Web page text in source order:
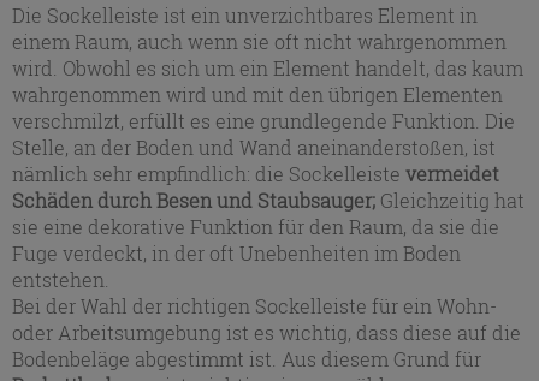
Die Sockelleiste ist ein unverzichtbares Element in
einem Raum, auch wenn sie oft nicht wahrgenommen
wird. Obwohl es sich um ein Element handelt, das kaum
wahrgenommen wird und mit den übrigen Elementen
verschmilzt, erfüllt es eine grundlegende Funktion. Die
Stelle, an der Boden und Wand aneinanderstoßen, ist
nämlich sehr empfindlich: die Sockelleiste vermeidet
Schäden durch Besen und Staubsauger; Gleichzeitig hat
sie eine dekorative Funktion für den Raum, da sie die
Fuge verdeckt, in der oft Unebenheiten im Boden
entstehen.
Bei der Wahl der richtigen Sockelleiste für ein Wohn-
oder Arbeitsumgebung ist es wichtig, dass diese auf die
Bodenbeläge abgestimmt ist. Aus diesem Grund für